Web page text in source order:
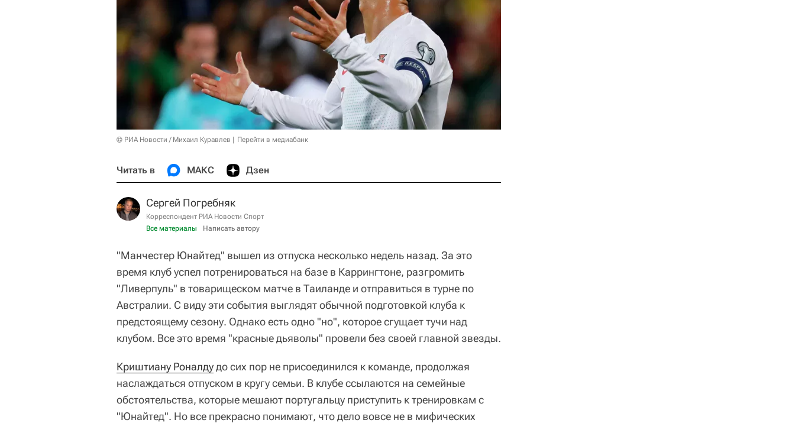
© РИА Новости / Михаил Куравлев Перейти в медиабанк
Читать в МАКС Дзен
Сергей Погребняк
Корреспондент РИА Новости Спорт
Все материалы
Написать автору
"Манчестер Юнайтед" вышел из отпуска несколько недель назад. За это
время клуб успел потренироваться на базе в Каррингтоне, разгромить
"Ливерпуль" в товарищеском матче в Таиланде и отправиться в турне по
Австралии. С виду эти события выглядят обычной подготовкой клуба к
предстоящему сезону. Однако есть одно "но", которое сгущает тучи над
клубом. Все это время "красные дьяволы" провели без своей главной звезды.
Криштиану Роналдудо сих пор не присоединился к команде, продолжая
наслаждаться отпуском в кругу семьи. В клубе ссылаются на семейные
обстоятельства, которые мешают португальцу приступить к тренировкам с
"Юнайтед". Но все прекрасно понимают, что дело вовсе не в мифических